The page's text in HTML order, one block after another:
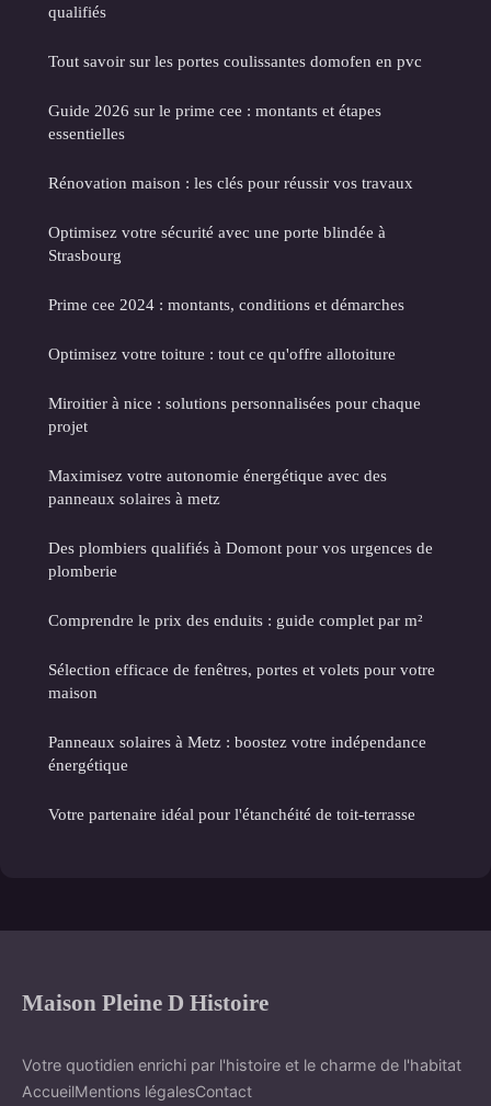
qualifiés
Tout savoir sur les portes coulissantes domofen en pvc
Guide 2026 sur le prime cee : montants et étapes
essentielles
Rénovation maison : les clés pour réussir vos travaux
Optimisez votre sécurité avec une porte blindée à
Strasbourg
Prime cee 2024 : montants, conditions et démarches
Optimisez votre toiture : tout ce qu'offre allotoiture
Miroitier à nice : solutions personnalisées pour chaque
projet
Maximisez votre autonomie énergétique avec des
panneaux solaires à metz
Des plombiers qualifiés à Domont pour vos urgences de
plomberie
Comprendre le prix des enduits : guide complet par m²
Sélection efficace de fenêtres, portes et volets pour votre
maison
Panneaux solaires à Metz : boostez votre indépendance
énergétique
Votre partenaire idéal pour l'étanchéité de toit-terrasse
Maison Pleine D Histoire
Votre quotidien enrichi par l'histoire et le charme de l'habitat
AccueilMentions légalesContact